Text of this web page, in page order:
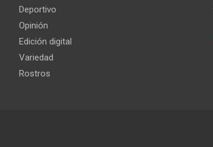
Deportivo
Opinión
Edición digital
Variedad
Rostros